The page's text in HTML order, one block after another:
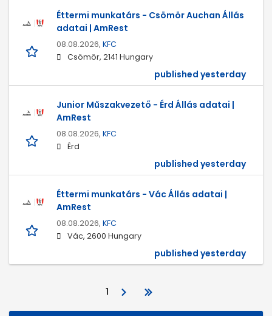
Éttermi munkatárs - Csömör Auchan Állás
adatai | AmRest
08.08.2026, KFC
Csömör, 2141 Hungary
published yesterday
Junior Műszakvezető - Érd Állás adatai |
AmRest
08.08.2026, KFC
Érd
published yesterday
Éttermi munkatárs - Vác Állás adatai |
AmRest
08.08.2026, KFC
Vác, 2600 Hungary
published yesterday
1